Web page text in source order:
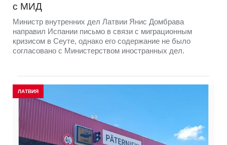
с МИД
Министр внутренних дел Латвии Янис Домбрава
направил Испании письмо в связи с миграционным
кризисом в Сеуте, однако его содержание не было
согласовано с Министерством иностранных дел.
ЛАТВИЯ